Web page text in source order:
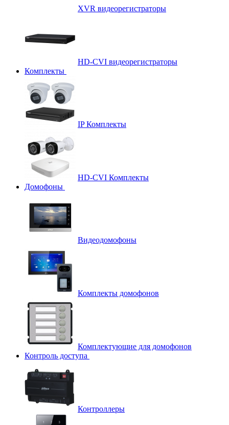
XVR видеорегистраторы
HD-CVI видеорегистраторы
Комплекты
IP Комплекты
HD-CVI Комплекты
Домофоны
Видеодомофоны
Комплекты домофонов
Комплектующие для домофонов
Контроль доступа
Контроллеры